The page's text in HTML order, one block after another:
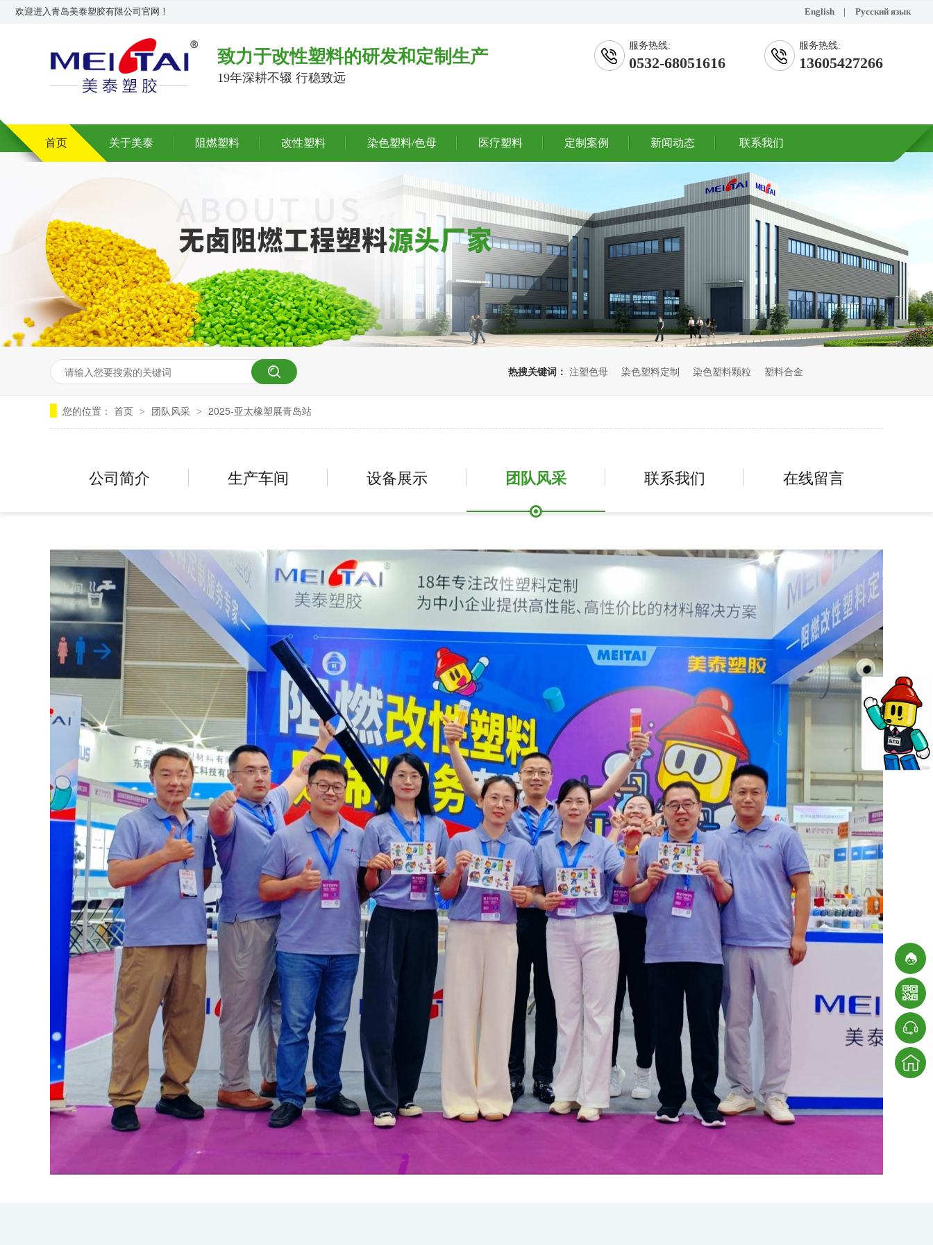
欢迎进入青岛美泰塑胶有限公司官网！ English | Русский язык
致力于改性塑料的研发和定制生产
19年深耕不辍 行稳致远
服务热线:
0532-68051616
服务热线:
13605427266
首页 关于美泰 阻燃塑料 改性塑料 染色塑料/色母 医疗塑料 定制案例 新闻动态 联系我们
热搜关键词： 注塑色母 染色塑料定制 染色塑料颗粒 塑料合金
您的位置： 首页 > 团队风采 > 2025-亚太橡塑展青岛站
公司简介 生产车间 设备展示 团队风采 联系我们 在线留言